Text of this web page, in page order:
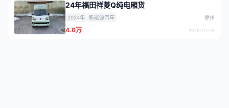
24年福田祥菱Q纯电厢货
2024年 新能源汽车 徐州
4.6万 2026-07-16